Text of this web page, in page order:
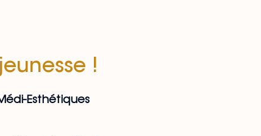
!
Esthétiques